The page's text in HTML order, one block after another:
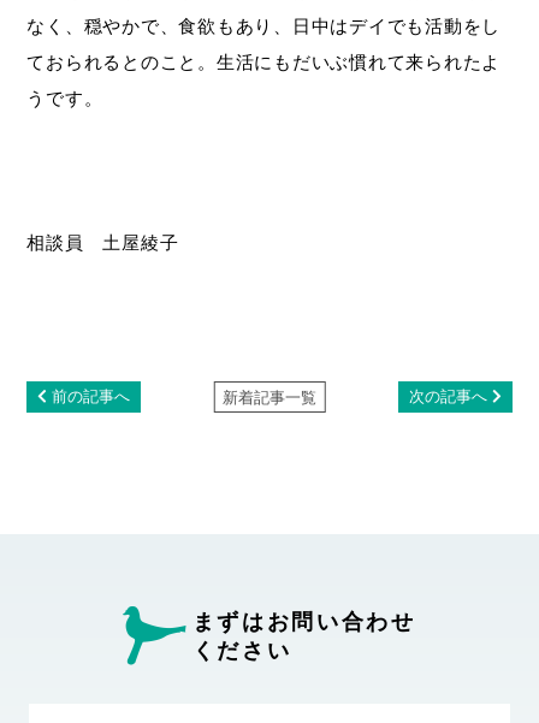
なく、穏やかで、食欲もあり、日中はデイでも活動をし
ておられるとのこと。生活にもだいぶ慣れて来られたよ
うです。
相談員 土屋綾子
前の記事へ 次の記事へ
新着記事一覧
まずはお問い合わせ
ください